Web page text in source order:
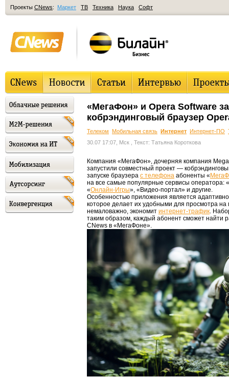
Проекты CNews: Маркет ТВ Техника Наука Софт
«МегаФон» и Opera Software
кобрэндинговый браузер
Телеком Мобильная связь Интернет Интернет-ПО
30.07 17:07, Мск , Текст: Татьяна Короткова
Компания «МегаФон», дочерняя компания
запустили совместный проект —
запуске браузера с телефона абоненты «
на все самые популярные сервисы оператора:
«Онлайн-Игры», «Видео-портал» и другие.
Особенностью приложения является
которое делает их удобными для просмотра на
немаловажно, экономит интернет-трафик.
таким образом, каждый абонент сможет найти
CNews в «МегаФоне».